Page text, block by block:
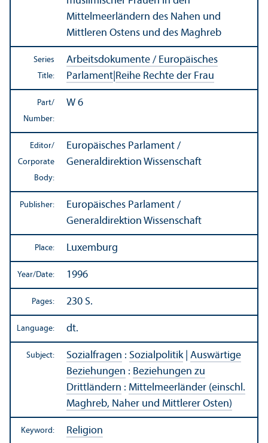
Mittelmeerländern des Nahen und
Mittleren Ostens und des Maghreb
Series
Title:
Arbeitsdokumente / Europäisches
Parlament Reihe Rechte der Frau
Part/
Number:
W 6
Editor/
Corporate
Body:
Europäisches Parlament /
Generaldirektion Wissenschaft
Publisher:
Europäisches Parlament /
Generaldirektion Wissenschaft
Place: Luxemburg
Year/Date: 1996
Pages: 230 S.
Language: dt.
Subject: Sozialfragen : Sozialpolitik| Auswärtige
Beziehungen : Beziehungen zu
Drittländern : Mittelmeerländer (einschl.
Maghreb, Naher und Mittlerer Osten)
Keyword: Religion